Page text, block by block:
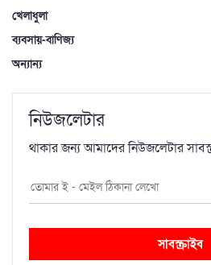
খেলাধুলা
ব্যবসায়-বাণিজ্য
অন্যান্য
নিউজলেটার
থাকার জন্য আমাদের নিউজলেটার
সাবস্ক্রাইব